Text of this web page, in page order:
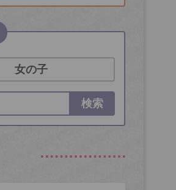
女の子
検索